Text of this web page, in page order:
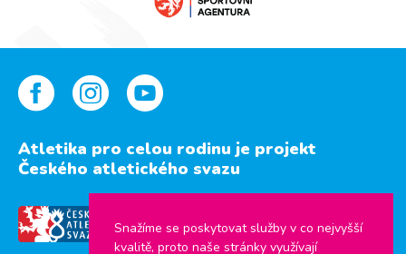
Atletika pro celou rodinu je projekt
Českého atletického svazu
Snažíme se poskytovat služby v co nejvyšší
kvalitě, proto naše stránky využívají